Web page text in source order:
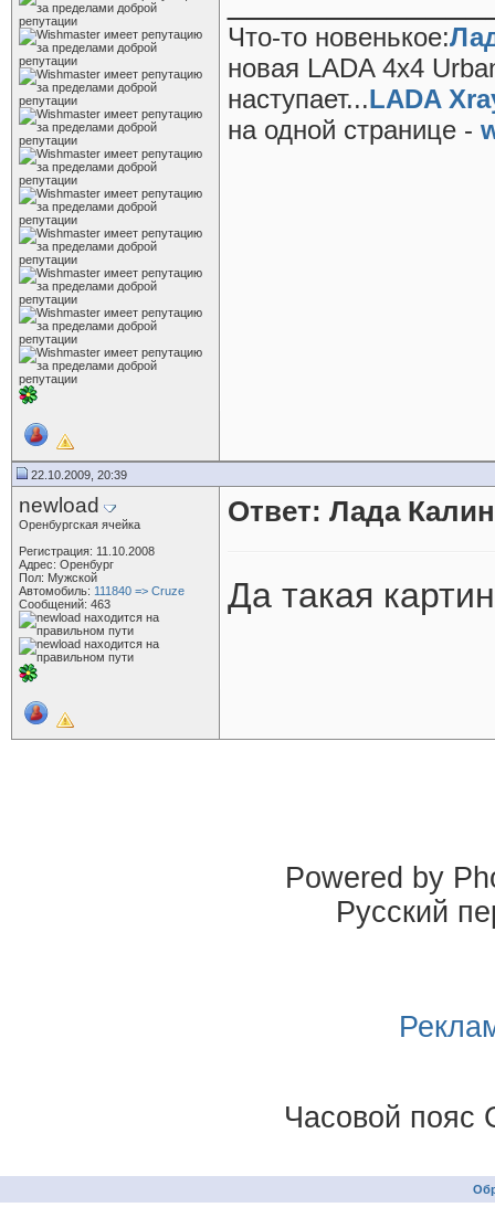
Что-то новенькое:
новая LADA 4x4
наступает...LADA
на одной странице -
22.10.2009, 20:39
newload
Оренбургская ячейка
Регистрация: 11.10.2008
Адрес: Оренбург
Пол: Мужской
Автомобиль: 111840 => Cruze
Сообщений: 463
Ответ: Лада
Да такая
Powered by
Русский
Часовой пояс